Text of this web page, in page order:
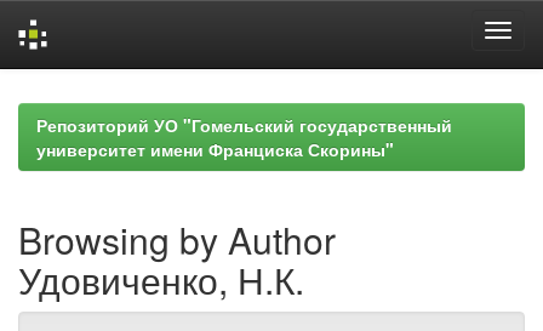
navigationРепозиторий УО "Гомельский государственный
университет имени Франциска Скорины"
Browsing by Author
Удовиченко, Н.К.